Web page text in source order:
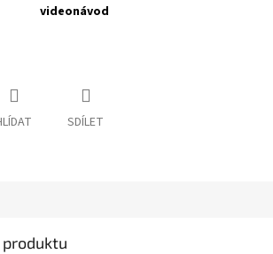
videonávod
SDÍLET